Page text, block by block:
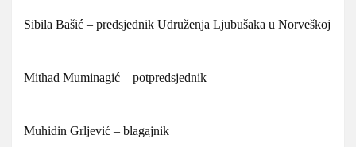
Sibila Bašić – predsjednik Udruženja Ljubušaka u Norveškoj
Mithad Muminagić – potpredsjednik
Muhidin Grljević – blagajnik